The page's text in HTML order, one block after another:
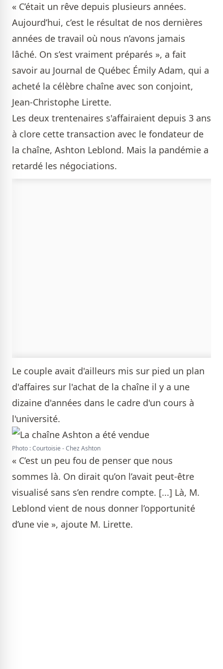
« C’était un rêve depuis plusieurs années.
Aujourd’hui, c’est le résultat de nos dernières
années de travail où nous n’avons jamais
lâché. On s’est vraiment préparés », a fait
savoir au Journal de Québec Émily Adam, qui a
acheté la célèbre chaîne avec son conjoint,
Jean-Christophe Lirette.
Les deux trentenaires s'affairaient depuis 3 ans
à clore cette transaction avec le fondateur de
la chaîne, Ashton Leblond. Mais la pandémie a
retardé les négociations.
Le couple avait d'ailleurs mis sur pied un plan
d'affaires sur l'achat de la chaîne il y a une
dizaine d'années dans le cadre d'un cours à
l'université.
Photo : Courtoisie - Chez Ashton
« C’est un peu fou de penser que nous
sommes là. On dirait qu’on l’avait peut-être
visualisé sans s’en rendre compte. [...] Là, M.
Leblond vient de nous donner l’opportunité
d’une vie », ajoute M. Lirette.